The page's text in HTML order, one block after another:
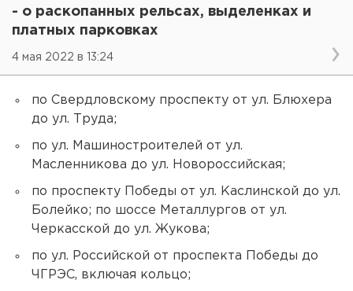
- о раскопанных рельсах, выделенках и
платных парковках
4 мая 2022 в 13:24
по Свердловскому проспекту от ул. Блюхера
до ул. Труда;
по ул. Машиностроителей от ул.
Масленникова до ул. Новороссийская;
по проспекту Победы от ул. Каслинской до ул.
Болейко; по шоссе Металлургов от ул.
Черкасской до ул. Жукова;
по ул. Российской от проспекта Победы до
ЧГРЭС, включая кольцо;